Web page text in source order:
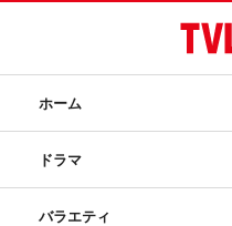
ホーム
ドラマ
バラエティ